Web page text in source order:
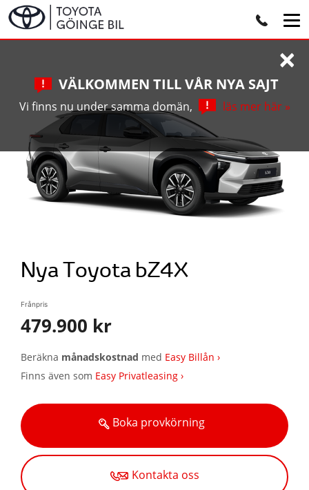
VÄLKOMMEN TILL VÅR NYA SAJT
Vi finns nu under samma domän, läs mer här »
×
Nya Toyota bZ4X
Frånpris
479.900 kr
Beräkna månadskostnad med Easy Billån ›
Finns även som Easy Privatleasing ›
Boka provkörning
Kontakta oss